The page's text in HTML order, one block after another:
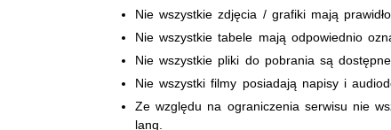
Nie wszystkie zdjęcia / grafiki mają
Nie wszystkie tabele mają odpowiednio
Nie wszystkie pliki do pobrania są
Nie wszystki filmy posiadają napisy i
Ze względu na ograniczenia serwisu nie
lang.